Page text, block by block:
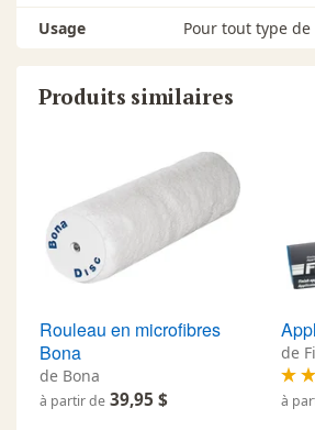
Usage Pour tout type
Produits similaires
Rouleau en microfibres
Bona
de Bona
à partir de 39,95 $
de
à